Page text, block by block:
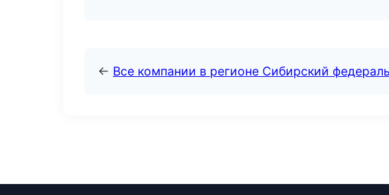
← Все компании в регионе Сибирский